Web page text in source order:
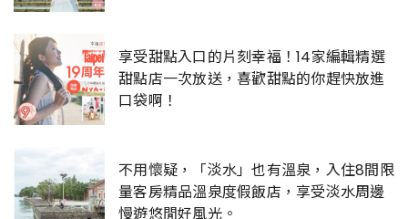
享受甜點入口的片刻幸福！14家編輯精選
甜點店一次放送，喜歡甜點的你趕快放進
口袋啊！
不用懷疑，「淡水」也有溫泉，入住8間限
量客房精品溫泉度假飯店，享受淡水周邊
慢遊悠閒好風光。